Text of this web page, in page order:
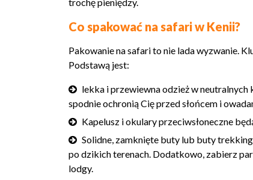
trochę pieniędzy.
Co spakować na safari w Kenii?
Pakowanie na safari to nie lada wyzwanie.
Podstawą jest:
lekka i przewiewna odzież w
spodnie ochronią Cię przed słońcem i
Kapelusz i okulary przeciwsłoneczne
Solidne, zamknięte buty lub buty
po dzikich terenach. Dodatkowo, zabierz
lodgy.